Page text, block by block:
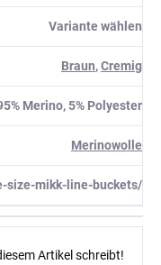
Variante wählen
Braun,Cremig
Merino, 5% Polyester
Merinowolle
size-mikk-line-buckets/
Artikel schreibt!